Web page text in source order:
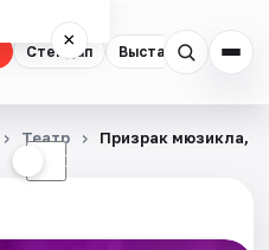
Стендап Выставки
×
☾
Театр Призрак мюзикла,